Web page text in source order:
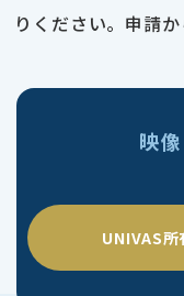
りください。申請
映
UNIVAS